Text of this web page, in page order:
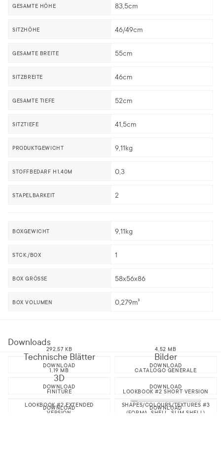
GESAMTE HÖHE 83,5cm
SITZHÖHE 46/49cm
GESAMTE BREITE 55cm
SITZBREITE 46cm
GESAMTE TIEFE 52cm
SITZTIEFE 41,5cm
PRODUKTGEWICHT 9,11kg
STOFFBEDARF H1,40M 0,3
STAPELBARKEIT 2
BOXGEWICHT 9,11kg
STCK./BOX 1
BOX GRÖSSE 58x56x86
BOX VOLUMEN 0,279m³
Downloads
Technische Blätter
292,57 KB
DOWNLOAD
Bilder
4,52 MB
DOWNLOAD
3D
1,19 MB
DOWNLOAD
CATALOGO GENERALE
DOWNLOAD
FINITURE
DOWNLOAD
LOOKBOOK #2 SHORT VERSION
DOWNLOAD
LOOKBOOK #2 EXTENDED
VERSION
SHAPES/COLOURS/TEXTURES #3
(FORMA, SHELL, SLIM SHELL)